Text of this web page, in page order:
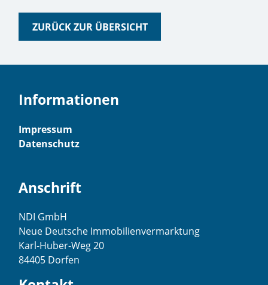
ZURÜCK ZUR ÜBERSICHT
Informationen
Impressum
Datenschutz
Anschrift
NDI GmbH
Neue Deutsche Immobilienvermarktung
Karl-Huber-Weg 20
84405 Dorfen